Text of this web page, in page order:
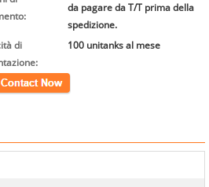
da pagare da T/T prima della
spedizione.
di
100 unitanks al mese